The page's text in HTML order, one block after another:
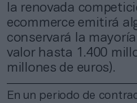
la renovada
ecommerce emitirá
conservará la
valor hasta 1.400
millones de euros).
En un periodo de